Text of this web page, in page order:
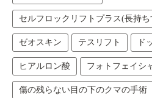
セルフロックリフトプラス(長持ち
ゼオスキン テスリフト ド
ヒアルロン酸 フォトフェイシ
傷の残らない目の下のクマの手術